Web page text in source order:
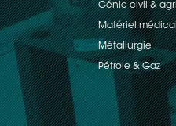
Génie civil &
Matériel
Métallurgie
Pétrole & Gaz